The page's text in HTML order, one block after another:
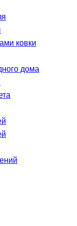
ковки
дома